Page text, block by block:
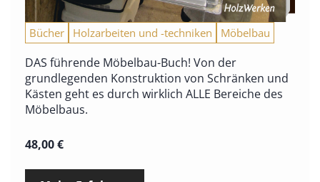
Bücher Holzarbeiten und -techniken Möbelbau
DAS führende Möbelbau-Buch! Von der
grundlegenden Konstruktion von Schränken und
Kästen geht es durch wirklich ALLE Bereiche des
Möbelbaus.
48,00€